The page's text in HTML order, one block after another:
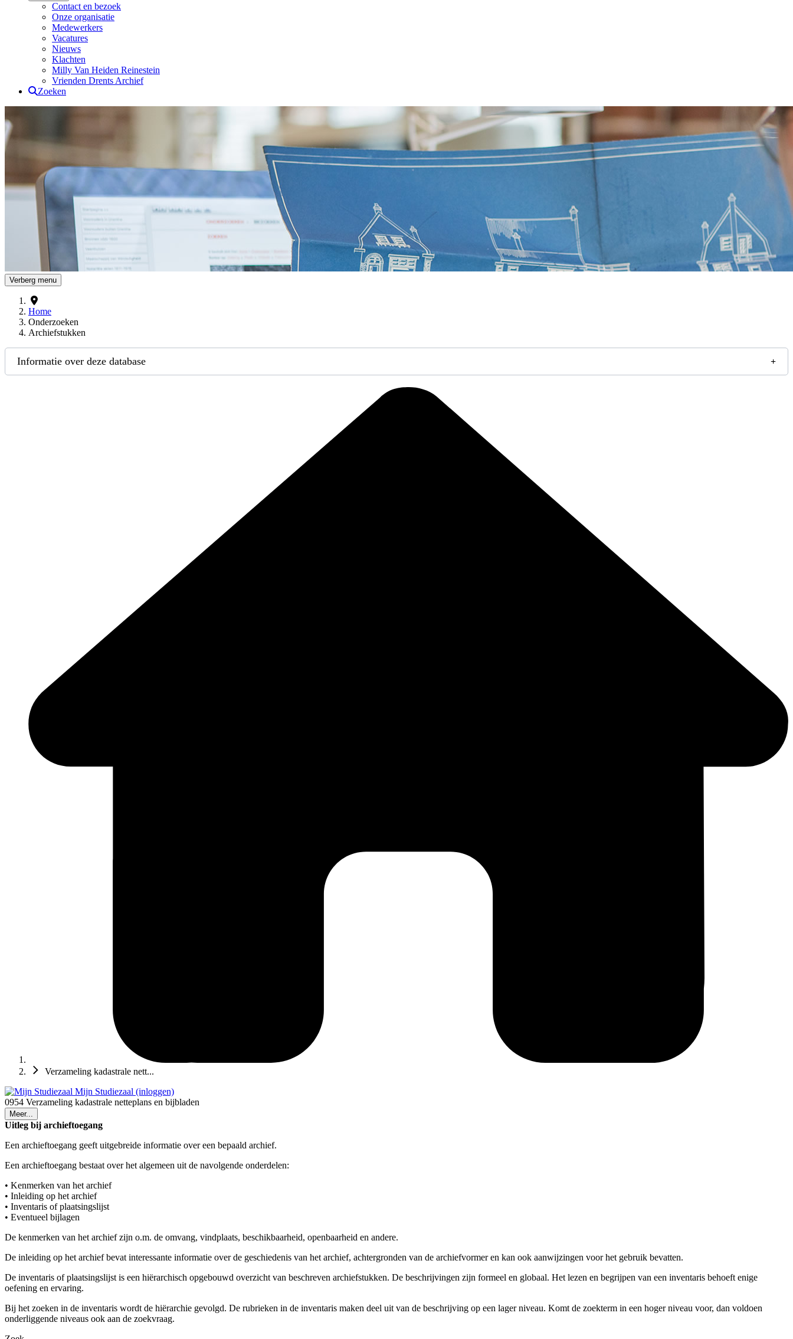
Contact en bezoek
Onze organisatie
Medewerkers
Vacatures
Nieuws
Klachten
Milly Van Heiden Reinestein
Vrienden Drents Archief
Zoeken
Drents Archief
Verberg menu
Home
Onderzoeken
Archiefstukken
Informatie over deze database
Verzameling kadastrale nett...
Mijn Studiezaal (inloggen)
0954 Verzameling kadastrale netteplans en bijbladen
Meer...
Uitleg bij archieftoegang
Een archieftoegang geeft uitgebreide informatie over een bepaald archief.
Een archieftoegang bestaat over het algemeen uit de navolgende onderdelen:
• Kenmerken van het archief
• Inleiding op het archief
• Inventaris of plaatsingslijst
• Eventueel bijlagen
De kenmerken van het archief zijn o.m. de omvang, vindplaats, beschikbaarheid, openbaarheid en andere.
De inleiding op het archief bevat interessante informatie over de geschiedenis van het archief, achtergronden van de archiefvormer en kan ook aanwijzingen voor het gebruik bevatten.
De inventaris of plaatsingslijst is een hiërarchisch opgebouwd overzicht van beschreven archiefstukken. De beschrijvingen zijn formeel en globaal. Het lezen en begrijpen van een inventaris behoeft enige
oefening en ervaring.
Bij het zoeken in de inventaris wordt de hiërarchie gevolgd. De rubrieken in de inventaris maken deel uit van de beschrijving op een lager niveau. Komt de zoekterm in een hoger niveau voor, dan voldoen
onderliggende niveaus ook aan de zoekvraag.